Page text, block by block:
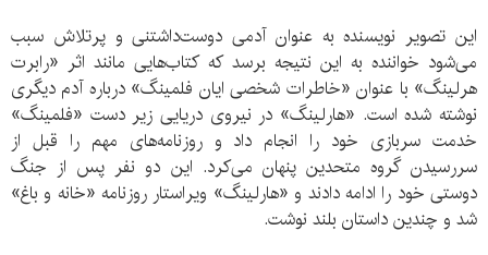
این تصویر نویسنده به عنوان آدمی دوست‌داشتنی و پرتلاش سبب
می‌شود خواننده به این نتیجه برسد که کتاب‌هایی مانند اثر «رابرت
هرلینگ» با عنوان «خاطرات شخصی ایان فلمینگ» درباره آدم دیگری
نوشته شده است. «هارلینگ» در نیروی دریایی زیر دست «فلمینگ»
خدمت سربازی خود را انجام داد و روزنامه‌های مهم را قبل از
سررسیدن گروه متحدین پنهان می‌کرد. این دو نفر پس از جنگ
دوستی خود را ادامه دادند و «هارلینگ» ویراستار روزنامه «خانه و باغ»
شد و چندین داستان بلند نوشت.